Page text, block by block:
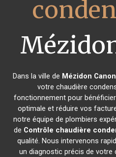
Dans la ville de Mézidon Canon
votre chaudière
fonctionnement pour
optimale et réduire vos
notre équipe de plombiers
de Contrôle chaudière
qualité. Nous intervenons
un diagnostic précis de